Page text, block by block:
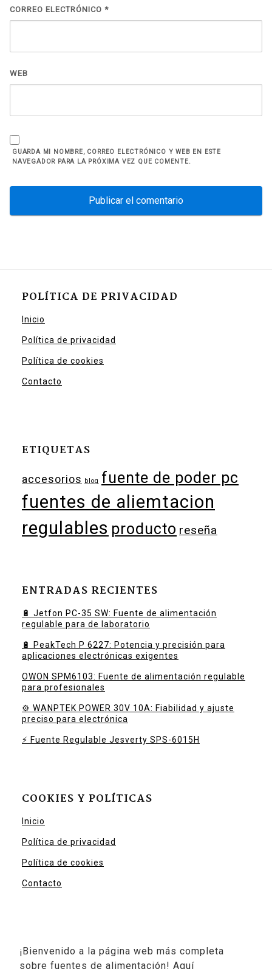
CORREO ELECTRÓNICO *
WEB
GUARDA MI NOMBRE, CORREO ELECTRÓNICO Y WEB EN ESTE
NAVEGADOR PARA LA PRÓXIMA VEZ QUE COMENTE.
POLÍTICA DE PRIVACIDAD
Inicio
Política de privacidad
Política de cookies
Contacto
ETIQUETAS
accesorios blog fuente de poder pc
fuentes de aliemtacion
regulables producto reseña
ENTRADAS RECIENTES
🔋 Jetfon PC-35 SW: Fuente de alimentación
regulable para de laboratorio
🔋 PeakTech P 6227: Potencia y precisión para
aplicaciones electrónicas exigentes
OWON SPM6103: Fuente de alimentación regulable
para profesionales
⚙️ WANPTEK POWER 30V 10A: Fiabilidad y ajuste
preciso para electrónica
⚡ Fuente Regulable Jesverty SPS-6015H
COOKIES Y POLÍTICAS
Inicio
Política de privacidad
Política de cookies
Contacto
¡Bienvenido a la página web más completa
sobre fuentes de alimentación! Aquí